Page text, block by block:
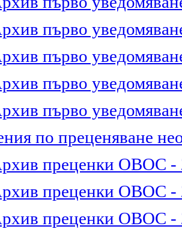
първо
първо
първо
първо
по преценяване
преценки ОВОС -
преценки ОВОС -
преценки ОВОС -